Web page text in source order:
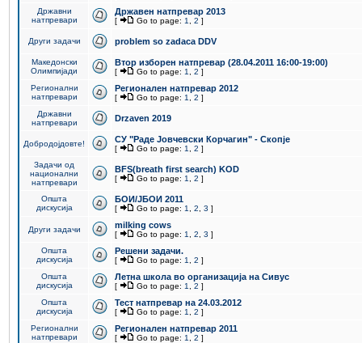
Државни
натпревари
Државен натпревар 2013
[ Go to page: 1 2 ]
Други задачи problem so zadaca DDV
Македонски
Олимпијади
Втор изборен натпревар (28.04.2011 16:00-19:00)
[ Go to page: 1 2 ]
Регионални
натпревари
Регионален натпревар 2012
[ Go to page: 1 2 ]
Државни
натпревари
Drzaven 2019
Добродојдовте! СУ "Раде Јовчевски Корчагин" - Скопје
[ Go to page: 1 2 ]
Задачи од
национални
натпревари
BFS(breath first search) KOD
[ Go to page: 1 2 ]
Општа
дискусија
БОИ/ЈБОИ 2011
[ Go to page: 1 2 3 ]
Други задачи milking cows
[ Go to page: 1 2 3 ]
Општа
дискусија
Решени задачи.
[ Go to page: 1 2 ]
Општа
дискусија
Летна школа во организација на Сивус
[ Go to page: 1 2 ]
Општа
дискусија
Тест натпревар на 24.03.2012
[ Go to page: 1 2 ]
Регионални
натпревари
Регионален натпревар 2011
[ Go to page: 1 2 ]